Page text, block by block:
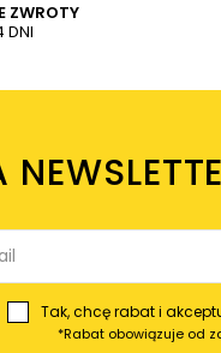
ZWROTY
DNI
Tak, chcę rabat i
*Rabat obowiązuje od